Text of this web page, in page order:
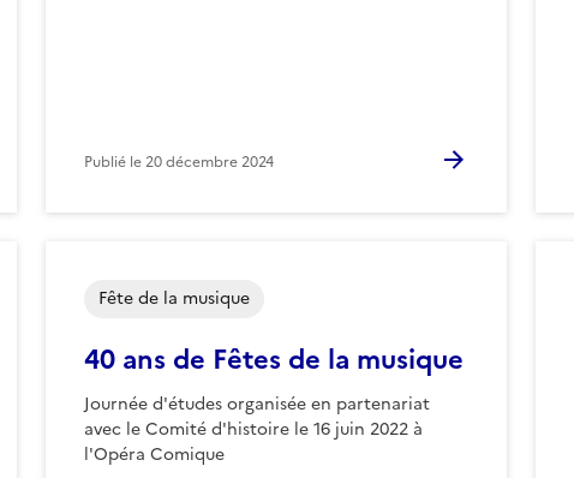
Publié le20 décembre 2024
40 ans de Fêtes de la musique
Journée d'études organisée en partenariat
avec le Comité d'histoire le 16 juin 2022 à
l'Opéra Comique
Fête de la musique